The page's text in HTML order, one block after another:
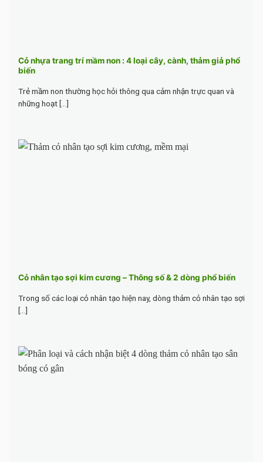
Cỏ nhựa trang trí mầm non : 4 loại cây, cành, thảm giả phổ
biến
Trẻ mầm non thường học hỏi thông qua cảm nhận trực quan và
những hoạt [...]
Cỏ nhân tạo sợi kim cương – Thông số & 2 dòng phổ biến
Trong số các loại cỏ nhân tạo hiện nay, dòng thảm cỏ nhân tạo sợi
[...]